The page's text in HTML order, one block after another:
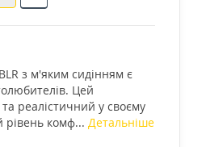
з м'яким сидінням є
Цей
реалістичний у своєму
рівень комф... Детальніше